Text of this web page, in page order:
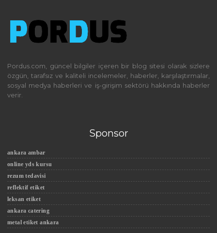
Pordus.com, güncel bilgiler içeren bir blog sitesi olarak sizlere
özgün, tarafsız ve kaliteli incelemeler, haberler, karşılaştırmalar,
sosyal medya haberleri ve iş-girişim sektörü hakkında haberler
verir.
Sponsor
ankara ambar
online yds kursu
rezum tedavisi
reflektif etiket
leksan etiket
ankara catering
metal etiket ankara